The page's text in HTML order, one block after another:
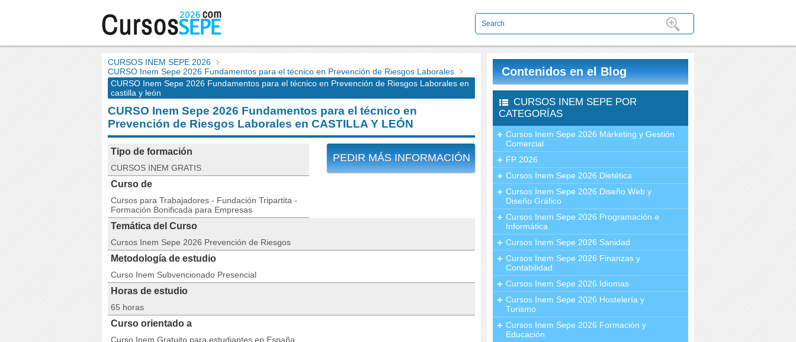
CURSOS INEM SEPE 2026
CURSO Inem Sepe 2026 Fundamentos para el técnico en Prevención de Riesgos Laborales
CURSO Inem Sepe 2026 Fundamentos para el técnico en Prevención de Riesgos Laborales en
castilla y león
CURSO Inem Sepe 2026 Fundamentos para el técnico en
Prevención de Riesgos Laborales en CASTILLA Y LEÓN
PEDIR MÁS INFORMACIÓN
Tipo de formación
CURSOS INEM GRATIS
Curso de
Cursos para Trabajadores - Fundación Tripartita -
Formación Bonificada para Empresas
Temática del Curso
Cursos Inem Sepe 2026 Prevención de Riesgos
Metodología de estudio
Curso Inem Subvencionado Presencial
Horas de estudio
65 horas
Curso orientado a
Curso Inem Gratuito para estudiantes en España
Contenidos en el Blog
CURSOS INEM SEPE POR
CATEGORÍAS
Cursos Inem Sepe 2026 Márketing y Gestión
Comercial
FP 2026
Cursos Inem Sepe 2026 Dietética
Cursos Inem Sepe 2026 Diseño Web y
Diseño Gráfico
Cursos Inem Sepe 2026 Programación e
Informática
Cursos Inem Sepe 2026 Sanidad
Cursos Inem Sepe 2026 Finanzas y
Contabilidad
Cursos Inem Sepe 2026 Idiomas
Cursos Inem Sepe 2026 Hostelería y
Turismo
Cursos Inem Sepe 2026 Formación y
Educación